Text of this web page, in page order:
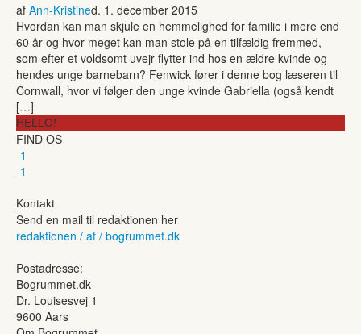
af Ann-Kristined. 1. december 2015
Hvordan kan man skjule en hemmelighed for familie i mere end
60 år og hvor meget kan man stole på en tilfældig fremmed,
som efter et voldsomt uvejr flytter ind hos en ældre kvinde og
hendes unge barnebarn? Fenwick fører i denne bog læseren til
Cornwall, hvor vi følger den unge kvinde Gabriella (også kendt
[…]
HELLO!
FIND OS
-1
-1
Kontakt
Send en mail til redaktionen her
redaktionen / at / bogrummet.dk
Postadresse:
Bogrummet.dk
Dr. Louisesvej 1
9600 Aars